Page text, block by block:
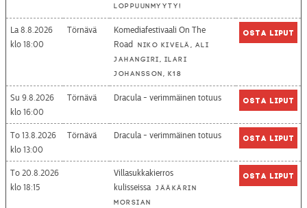
loppuunmyyty!
La 8.8.2026
18:00
Törnävä
Komediafestivaali On The
Road
Niko Kivelä, Ali
Jahangiri, Ilari
Johansson, K18
Osta liput
Su 9.8.2026
16:00
Törnävä Dracula - verimmäinen totuus Osta liput
To 13.8.2026
13:00
Törnävä Dracula - verimmäinen totuus Osta liput
To 20.8.2026
18:15
Villasukkakierros
kulisseissa Jääkärin
morsian
Osta liput